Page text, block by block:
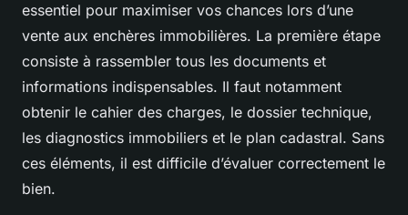
essentiel pour maximiser vos chances lors d’une
vente aux enchères immobilières. La première étape
consiste à rassembler tous les documents et
informations indispensables. Il faut notamment
obtenir le cahier des charges, le dossier technique,
les diagnostics immobiliers et le plan cadastral. Sans
ces éléments, il est difficile d’évaluer correctement le
bien.